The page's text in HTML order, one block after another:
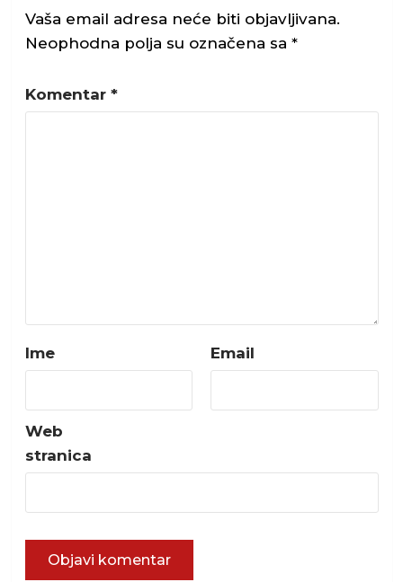
Vaša email adresa neće biti objavljivana.
Neophodna polja su označena sa *
Komentar *
Ime Email
Web
stranica